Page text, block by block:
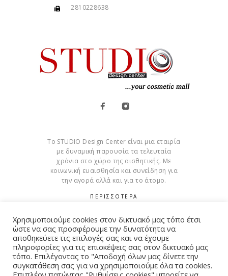
2810228638
Το STUDIO Design Center είναι μια εταιρία
με δυναμική παρουσία τα τελευταία
χρόνια στο χώρο της αισθητικής. Με
κοινωνική ευαισθησία και συνείδηση για
την αγορά αλλά και για το άτομο.
ΠΕΡΙΣΣΟΤΕΡΑ
Cookies
© Copyright 2015 – 2026 . All Rights Reserved. Developed By
Χρησιμοποιούμε cookies στον δικτυακό μας τόπο έτσι
ώστε να σας προσφέρουμε την δυνατότητα να
αποθηκεύετε τις επιλογές σας και να έχουμε
πληροφορίες για τις επισκέψεις σας στον δικτυακό μας
τόπο. Επιλέγοντας το "Αποδοχή όλων μας δίνετε την
συγκατάθεση σας για να χρησιμοποιούμε όλα τα cookies.